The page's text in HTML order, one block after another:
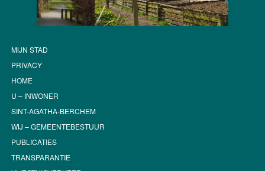
MIJN STAD
PRIVACY
HOME
U – INWONER
SINT-AGATHA-BERCHEM
WIJ – GEMEENTEBESTUUR
PUBLICATIES
TRANSPARANTIE